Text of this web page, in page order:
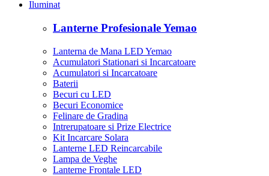
Iluminat
Lanterne Profesionale Yemao
Lanterna de Mana LED Yemao
Acumulatori Stationari si Incarcatoare
Acumulatori si Incarcatoare
Baterii
Becuri cu LED
Becuri Economice
Felinare de Gradina
Intrerupatoare si Prize Electrice
Kit Incarcare Solara
Lanterne LED Reincarcabile
Lampa de Veghe
Lanterne Frontale LED